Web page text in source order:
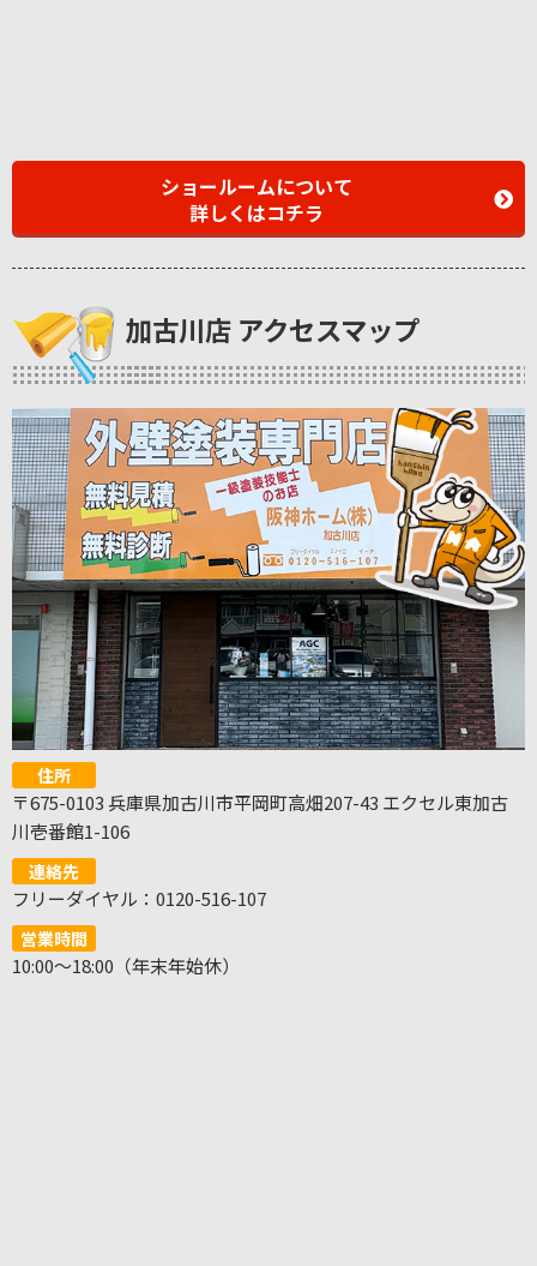
ショールームについて
詳しくはコチラ
加古川店 アクセスマップ
住所
〒675-0103 兵庫県加古川市平岡町高畑207-43 エクセル東加古
川壱番館1-106
連絡先
フリーダイヤル：0120-516-107
営業時間
10:00～18:00（年末年始休）